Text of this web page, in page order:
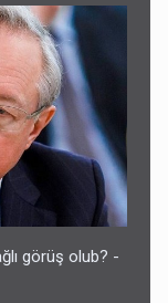
görüş olub? -